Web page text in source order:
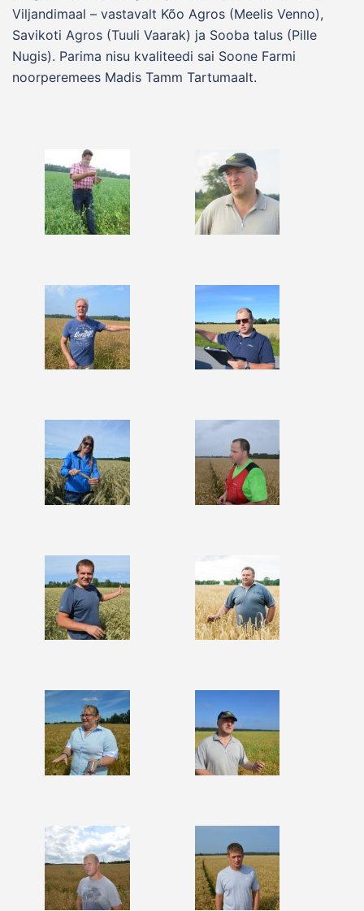
Viljandimaal – vastavalt Kõo Agros (Meelis Venno),
Savikoti Agros (Tuuli Vaarak) ja Sooba talus (Pille
Nugis). Parima nisu kvaliteedi sai Soone Farmi
noorperemees Madis Tamm Tartumaalt.